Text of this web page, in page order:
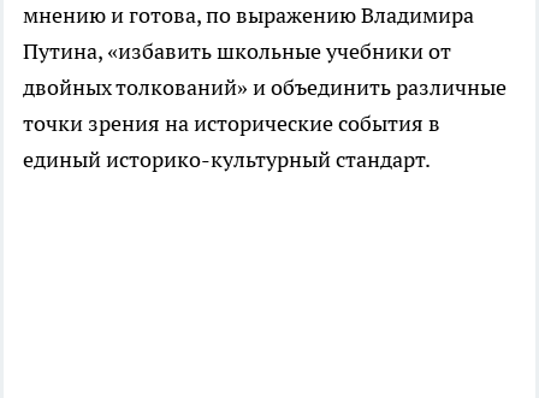
мнению и готова, по выражению Владимира
Путина, «избавить школьные учебники от
двойных толкований» и объединить различные
точки зрения на исторические события в
единый историко-культурный стандарт.